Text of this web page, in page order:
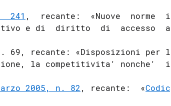
241 ,  recante:  «Nuove  norme  in
e di  diritto  di  accesso  ai
69, recante: «Disposizioni per lo
la competitivita' nonche'  in
2005, n. 82 , recante:  «Codice